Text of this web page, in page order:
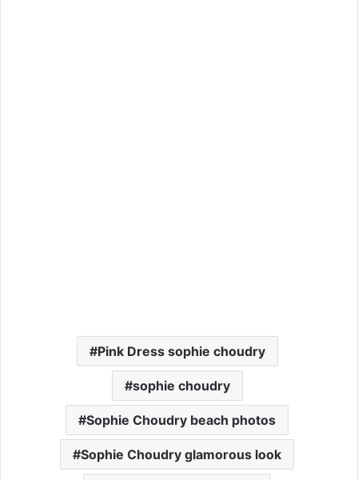
Pink Dress sophie choudry
sophie choudry
Sophie Choudry beach photos
Sophie Choudry glamorous look